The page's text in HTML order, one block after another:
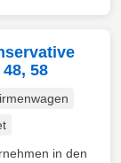
58
in den